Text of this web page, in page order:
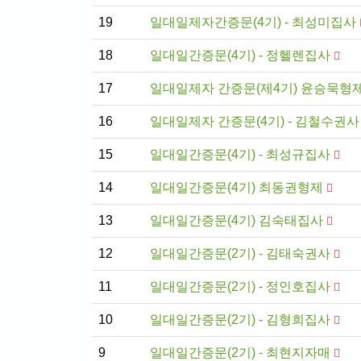
19 일대일제자간증문(4기) - 최성미집사
18 일대일간증문(4기) - 정헬렌집사
17 일대일제자 간증문(제4기) 윤승묵형
16 일대일제자 간증문(4기) - 김철수권사
15 일대일간증문(4기) - 최성규집사
14 일대일간증문(4기) 최동권형제
13 일대일간증문(4기) 김숙태집사
12 일대일간증문(2기) - 김태숙권사
11 일대일간증문(2기) - 정인호집사
10 일대일간증문(2기) - 김형희집사
9 일대일간증문(2기) - 최현지자매